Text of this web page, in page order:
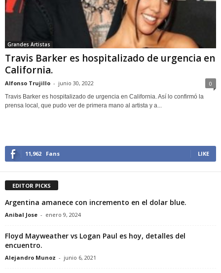
Grandes Artistas
Travis Barker es hospitalizado de urgencia en
California.
Alfonso Trujillo - junio 30, 2022 0
Travis Barker es hospitalizado de urgencia en California. Así lo confirmó la
prensa local, que pudo ver de primera mano al artista y a...
11,962 Fans LIKE
EDITOR PICKS
Argentina amanece con incremento en el dolar blue.
Anibal Jose - enero 9, 2024
Floyd Mayweather vs Logan Paul es hoy, detalles del
encuentro.
Alejandro Munoz - junio 6, 2021